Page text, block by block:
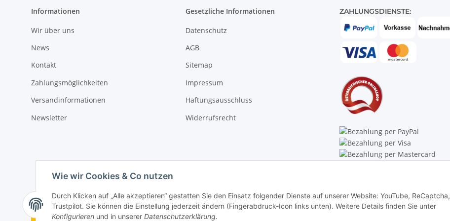
Wie wir Cookies & Co nutzen
Durch Klicken auf „Alle akzeptieren“ gestatten Sie den Einsatz folgender Dienste auf unserer Website: YouTube, ReCaptcha,
Trustpilot. Sie können die Einstellung jederzeit ändern (Fingerabdruck-Icon links unten). Weitere Details finden Sie unter
Konfigurieren und in unserer Datenschutzerklärung.
Informationen
Wir über uns
News
Kontakt
Zahlungsmöglichkeiten
Versandinformationen
Newsletter
Gesetzliche Informationen
Datenschutz
AGB
Sitemap
Impressum
Haftungsausschluss
Widerrufsrecht
ZAHLUNGSDIENSTE:
Vertrag widerrufen